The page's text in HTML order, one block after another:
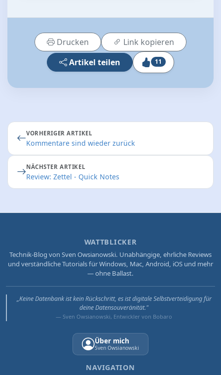
Drucken
Link kopieren
Artikel teilen
11
VORHERIGER ARTIKEL
Kommentare sind wieder zurück
NÄCHSTER ARTIKEL
Review: Zettel - Quick Notes
WATTBLICKER
Technik-Blog von Sven Owsianowski. Unabhängige, ehrliche Reviews
und verständliche Tutorials für Windows, Mac, Android, iOS und mehr
— ohne Ballast.
„Keine Datenbank ist kein Rückschritt, es ist digitale Selbstverteidigung für
deine Datensouveränität."
— Sven Owsianowski, Entwickler von Bobaro
Über mich
Sven Owsianowski
NAVIGATION